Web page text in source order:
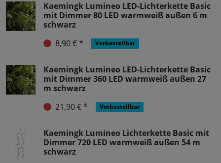
Kaemingk Lumineo LED-Lichterkette Basic
mit Dimmer 80 LED warmweiß außen 6 m
schwarz
8,90 € *
Vorbestellbar
Kaemingk Lumineo LED-Lichterkette Basic
mit Dimmer 360 LED warmweiß außen 27
m schwarz
21,90 € *
Vorbestellbar
Kaemingk Lumineo Lichterkette Basic mit
Dimmer 720 LED warmweiß außen 54 m
schwarz